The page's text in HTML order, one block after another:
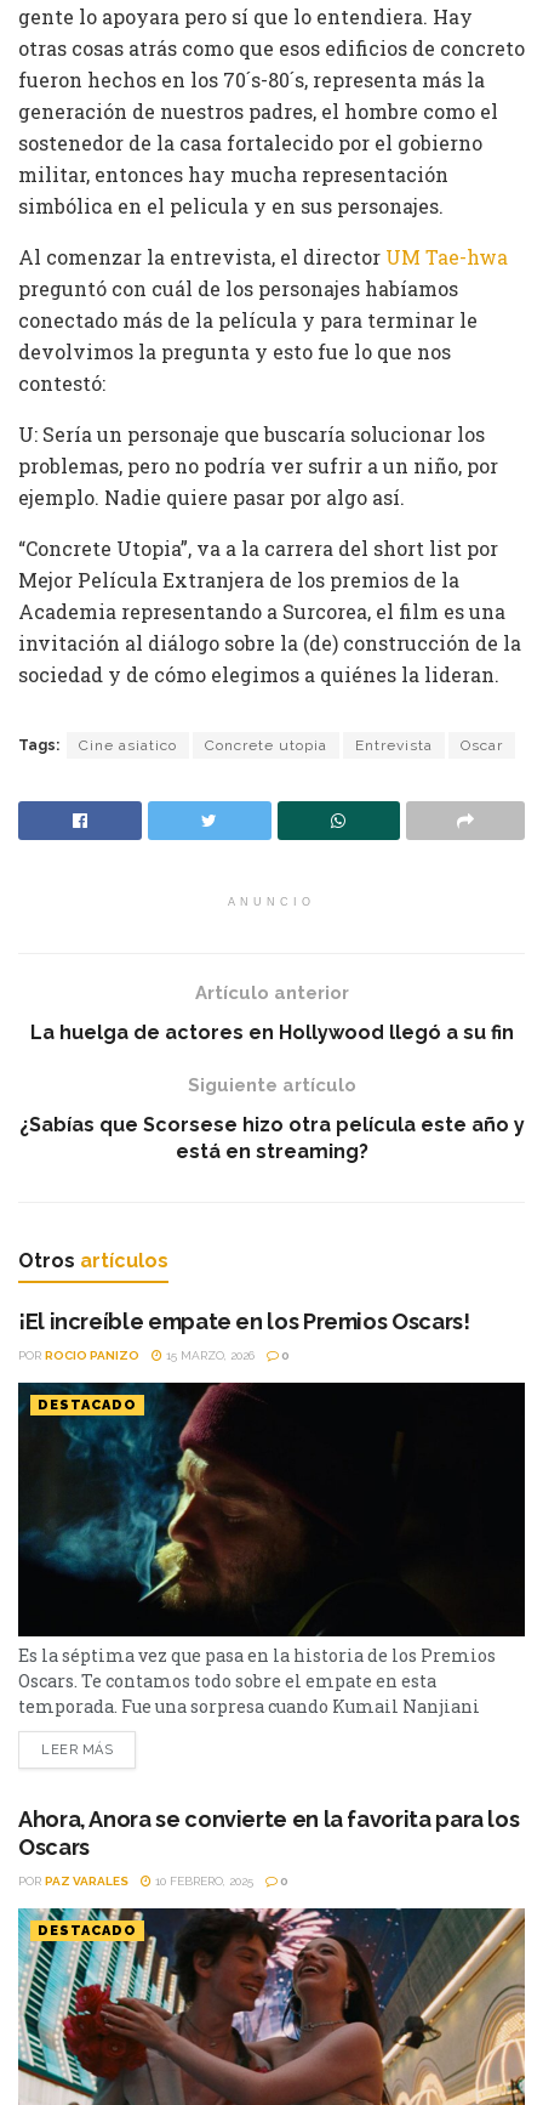
gente lo apoyara pero sí que lo entendiera. Hay
otras cosas atrás como que esos edificios de concreto
fueron hechos en los 70´s-80´s, representa más la
generación de nuestros padres, el hombre como el
sostenedor de la casa fortalecido por el gobierno
militar, entonces hay mucha representación
simbólica en el pelicula y en sus personajes.
Al comenzar la entrevista, el director UM Tae-hwa
preguntó con cuál de los personajes habíamos
conectado más de la película y para terminar le
devolvimos la pregunta y esto fue lo que nos
contestó:
U: Sería un personaje que buscaría solucionar los
problemas, pero no podría ver sufrir a un niño, por
ejemplo. Nadie quiere pasar por algo así.
“Concrete Utopia”, va a la carrera del short list por
Mejor Película Extranjera de los premios de la
Academia representando a Surcorea, el film es una
invitación al diálogo sobre la (de) construcción de la
sociedad y de cómo elegimos a quiénes la lideran.
Tags: Cine asiatico Concrete utopia Entrevista Oscar
ANUNCIO
Artículo anterior
La huelga de actores en Hollywood llegó a su fin
Siguiente artículo
¿Sabías que Scorsese hizo otra película este año y
está en streaming?
Otros artículos
¡El increíble empate en los Premios Oscars!
POR ROCIO PANIZO 15 MARZO, 2026 0
DESTACADO
Es la séptima vez que pasa en la historia de los Premios
Oscars. Te contamos todo sobre el empate en esta
temporada. Fue una sorpresa cuando Kumail Nanjiani
pronunció un empate en la gala 98 de los Premios Oscars.
Se trata de la categoría de Mejor Cortometraje. Esto no
Edición...
LEER MÁS
Ahora, Anora se convierte en la favorita para los
Oscars
POR PAZ VARALES 10 FEBRERO, 2025 0
DESTACADO